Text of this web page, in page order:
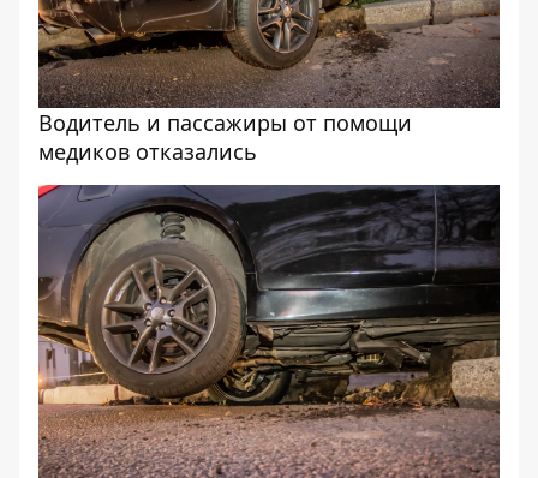
Водитель и пассажиры от помощи
медиков отказались